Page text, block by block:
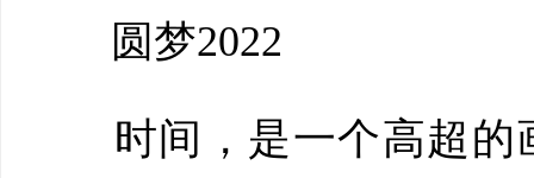
圆梦2022
时间，是一个高超的